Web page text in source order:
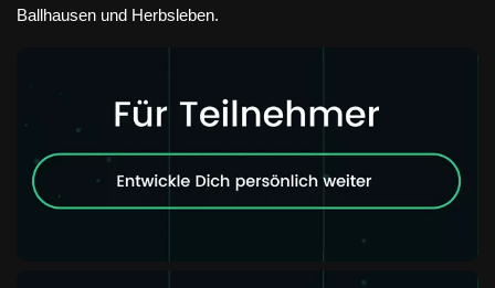
Ballhausen und Herbsleben.